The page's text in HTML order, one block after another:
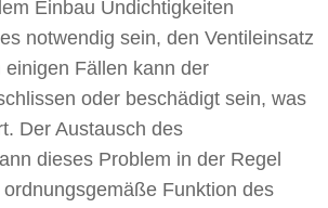
Einbau Undichtigkeiten
notwendig sein, den Ventileinsatz
Fällen kann der
oder beschädigt sein, was
Der Austausch des
dieses Problem in der Regel
Funktion des